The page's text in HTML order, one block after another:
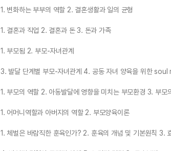
1. 변화하는 부부의 역할 2. 결혼생활과 일의 균형
1. 결혼과 직업 2. 결혼과 돈 3. 돈과 가족
1. 부모됨 2. 부모-자녀관계
3. 발달 단계별 부모-자녀관계 4. 공동 자녀 양육을 위한
1. 부모의 역할 2. 아동발달에 영향을 미치는 부모환경 3. 부모
1. 어머니역할과 아버지의 역할 2. 부모양육이론
1. 체벌은 바람직한 훈육인가? 2. 훈육의 개념 및 기본원칙 3.